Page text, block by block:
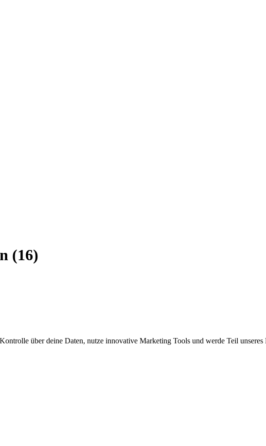
(16)
über deine Daten, nutze innovative Marketing Tools und werde Teil